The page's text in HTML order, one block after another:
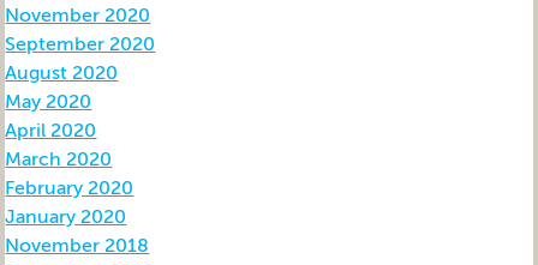
November 2020
September 2020
August 2020
May 2020
April 2020
March 2020
February 2020
January 2020
November 2018